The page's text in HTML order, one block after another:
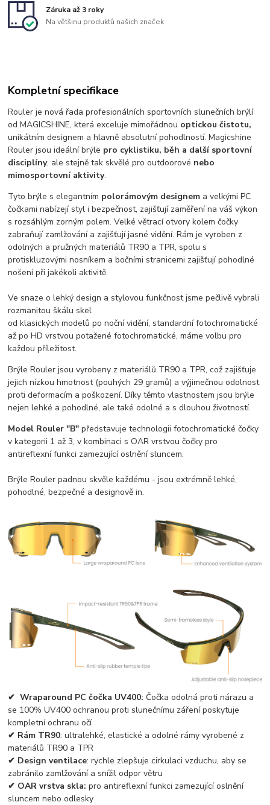
Záruka až 3 roky
Na většinu produktů našich značek
Kompletní specifikace
Rouler je nová řada profesionálních sportovních slunečních brýlí
od MAGICSHINE, která exceluje mimořádnou optickou čistotu,
unikátním designem a hlavně absolutní pohodlností. Magicshine
Rouler jsou ideální brýle pro cyklistiku, běh a další sportovní
disciplíny, ale stejně tak skvělé pro outdoorové nebo
mimosportovní aktivity.
Tyto brýle s elegantním polorámovým designem a velkými PC
čočkami nabízejí styl i bezpečnost, zajišťují zaměření na váš výkon
s rozsáhlým zorným polem. Velké větrací otvory kolem čočky
zabraňují zamlžování a zajišťují jasné vidění. Rám je vyroben z
odolných a pružných materiálů TR90 a TPR, spolu s
protiskluzovými nosníkem a bočními stranicemi zajišťují pohodlné
nošení při jakékoli aktivitě.
Ve snaze o lehký design a stylovou funkčnost jsme pečlivě vybrali
rozmanitou škálu skel
od klasických modelů po noční vidění, standardní fotochromatické
až po HD vrstvou potažené fotochromatické, máme volbu pro
každou příležitost.
Brýle Rouler jsou vyrobeny z materiálů TR90 a TPR, což zajišťuje
jejich nízkou hmotnost (pouhých 29 gramů) a výjimečnou odolnost
proti deformacím a poškození. Díky těmto vlastnostem jsou brýle
nejen lehké a pohodlné, ale také odolné a s dlouhou životností.
Model Rouler "B" představuje technologii fotochromatické čočky
v kategorii 1 až 3, v kombinaci s OAR vrstvou čočky pro
antireflexní funkci zamezující oslnění sluncem.
Brýle Rouler padnou skvěle každému - jsou extrémně lehké,
pohodlné, bezpečné a designově in.
✔ Wraparound PC čočka UV400: Čočka odolná proti nárazu a
se 100% UV400 ochranou proti slunečnímu záření poskytuje
kompletní ochranu očí
✔ Rám TR90: ultralehké, elastické a odolné rámy vyrobené z
materiálů TR90 a TPR
✔ Design ventilace: rychle zlepšuje cirkulaci vzduchu, aby se
zabránilo zamlžování a snížil odpor větru
✔ OAR vrstva skla: pro antireflexní funkci zamezující oslnění
sluncem nebo odlesky